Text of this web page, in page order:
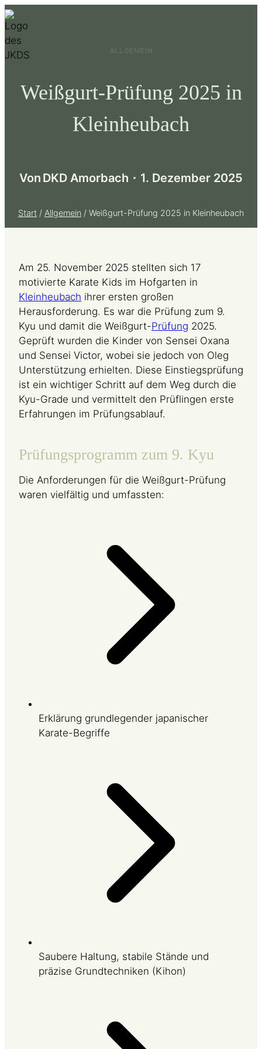
Zum
Inhalt
springen
Weißgurt-Prüfung 2025 in
Kleinheubach
Von DKD Amorbach 1. Dezember 2025
Start / Allgemein / Weißgurt-Prüfung 2025 in Kleinheubach
Am 25. November 2025 stellten sich 17
motivierte Karate Kids im Hofgarten in
Kleinheubach ihrer ersten großen
Herausforderung. Es war die Prüfung zum 9.
Kyu und damit die Weißgurt-Prüfung 2025.
Geprüft wurden die Kinder von Sensei Oxana
und Sensei Victor, wobei sie jedoch von Oleg
Unterstützung erhielten. Diese Einstiegsprüfung
ist ein wichtiger Schritt auf dem Weg durch die
Kyu-Grade und vermittelt den Prüflingen erste
Erfahrungen im Prüfungsablauf.
Prüfungsprogramm zum 9. Kyu
Die Anforderungen für die Weißgurt-Prüfung
waren vielfältig und umfassten:
Erklärung grundlegender japanischer
Karate-Begriffe
Saubere Haltung, stabile Stände und
präzise Grundtechniken (Kihon)